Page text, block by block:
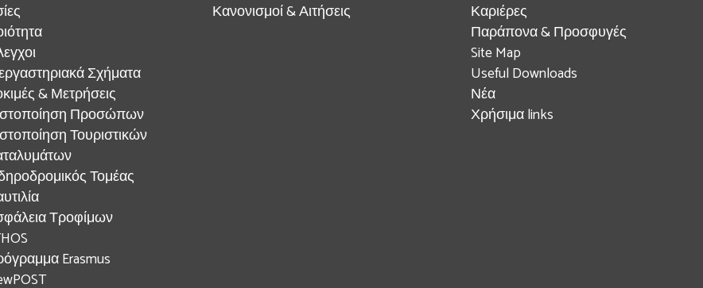
Σχήματα
& Μετρήσεις
Προσώπων
Τουριστικών
Τομέας
Τροφίμων
Erasmus
Κανονισμοί & Αιτήσεις
Καριέρες
Παράπονα & Προσφυγές
Site Map
Useful Downloads
Νέα
Χρήσιμα links